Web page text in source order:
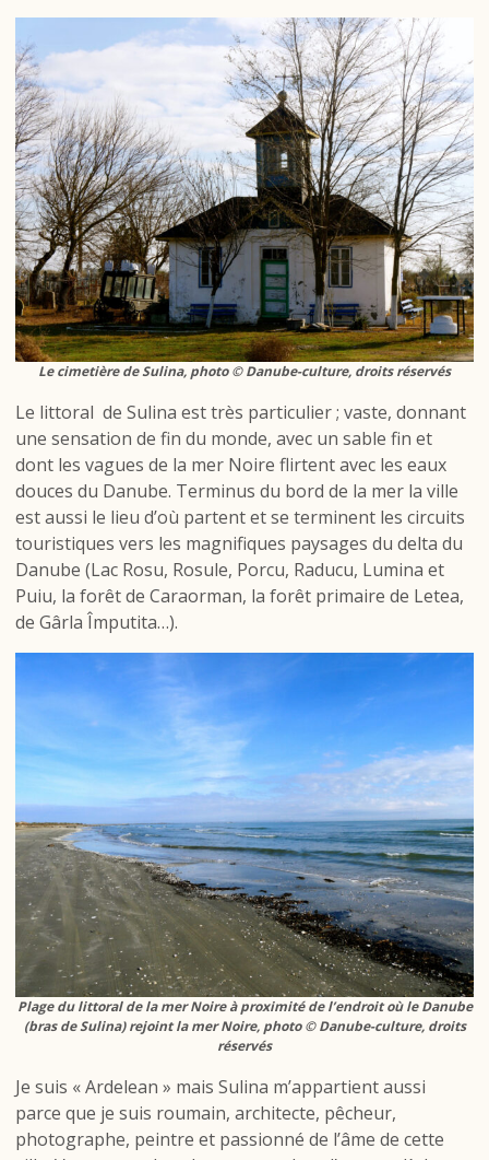
Le cimetière de Sulina, photo © Danube-culture, droits réservés
Le littoral de Sulina est très particulier ; vaste, donnant
une sensation de fin du monde, avec un sable fin et
dont les vagues de la mer Noire flirtent avec les eaux
douces du Danube. Terminus du bord de la mer la ville
est aussi le lieu d’où partent et se terminent les circuits
touristiques vers les magnifiques paysages du delta du
Danube (Lac Rosu, Rosule, Porcu, Raducu, Lumina et
Puiu, la forêt de Caraorman, la forêt primaire de Letea,
de Gârla Împutita…).
Plage du littoral de la mer Noire à proximité de l’endroit où le Danube
(bras de Sulina) rejoint la mer Noire, photo © Danube-culture, droits
réservés
Je suis « Ardelean » mais Sulina m’appartient aussi
parce que je suis roumain, architecte, pêcheur,
photographe, peintre et passionné de l’âme de cette